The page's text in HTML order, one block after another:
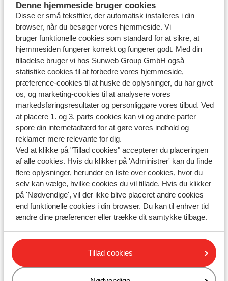
Denne hjemmeside bruger cookies
Disse er små tekstfiler, der automatisk installeres i din
browser, når du besøger vores hjemmeside. Vi
bruger funktionelle cookies som standard for at sikre, at
hjemmesiden fungerer korrekt og fungerer godt. Med din
tilladelse bruger vi hos Sunweb Group GmbH også
statistike cookies til at forbedre vores hjemmeside,
præference-cookies til at huske de oplysninger, du har givet
os, og marketing-cookies til at analysere vores
markedsføringsresultater og personliggøre vores tilbud. Ved
at placere 1. og 3. parts cookies kan vi og andre parter
spore din internetadfærd for at gøre vores indhold og
reklamer mere relevante for dig.
Ved at klikke på "Tillad cookies" accepterer du placeringen
af alle cookies. Hvis du klikker på 'Administrer' kan du finde
flere oplysninger, herunder en liste over cookies, hvor du
selv kan vælge, hvilke cookies du vil tillade. Hvis du klikker
på 'Nødvendige', vil der ikke blive placeret andre cookies
end funktionelle cookies i din browser. Du kan til enhver tid
ændre dine præferencer eller trække dit samtykke tilbage.
Tillad cookies
Har du fundet svaret?
Skriv til os på WhatsApp!
Send os en besked på WhatsApp til telefonnummer
+4589883389. Du kan også ringe til os på det samme
nummer. Vi har meget travlt lige nu, og du kan derfor
opleve lang ventetid.
Åbningstider:
Mandag til fredag: 09:00-16:30
Lørdag: 10:00-15:00
Søndag: lukket
Se vores åbningstider